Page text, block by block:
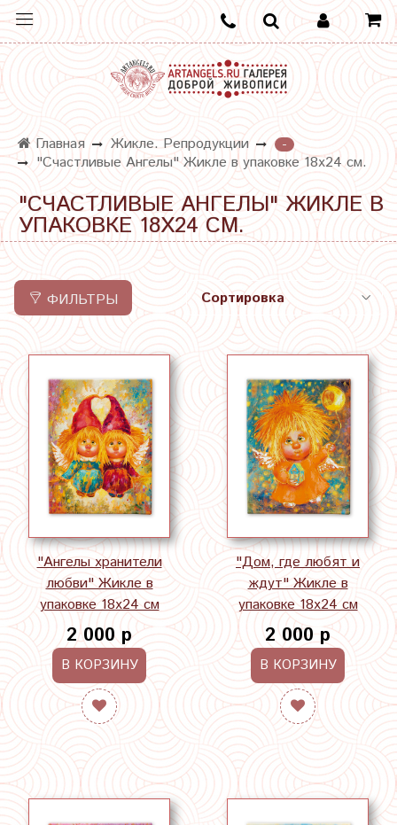
Главная Жикле. Репродукции
-
"Счастливые Ангелы" Жикле в упаковке 18х24 см.
"СЧАСТЛИВЫЕ АНГЕЛЫ" ЖИКЛЕ В
УПАКОВКЕ 18Х24 СМ.
ФИЛЬТРЫ
"Ангелы хранители
любви" Жикле в
упаковке 18х24 см
2 000 р
В КОРЗИНУ
"Дом, где любят и
ждут" Жикле в
упаковке 18х24 см
2 000 р
В КОРЗИНУ